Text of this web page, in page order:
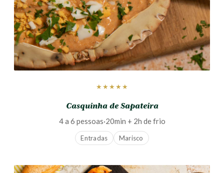
★★★★★
Casquinha de Sapateira
4 a 6 pessoas·20min + 2h de frio
Entradas Marisco